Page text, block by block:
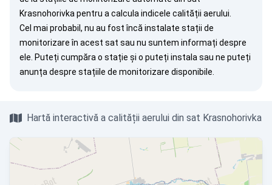
Krasnohorivka pentru a calcula indicele calității aerului.
Cel mai probabil, nu au fost încă instalate stații de
monitorizare în acest sat sau nu suntem informați despre
ele. Puteți cumpăra o stație și o puteți instala sau ne puteți
anunța despre stațiile de monitorizare disponibile.
Hartă interactivă a calității aerului din sat Krasnohorivka